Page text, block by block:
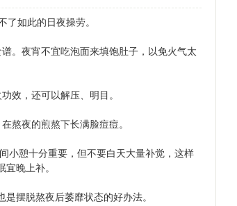
如此的日夜操劳。
夜宵不宜吃泡面来填饱肚子，以免火气太
，还可以解压、明目。
夜的煎熬下长满脸痘痘。
憩十分重要，但不要白天大量补觉，这样
晚上补。
摆脱熬夜后萎靡状态的好办法。